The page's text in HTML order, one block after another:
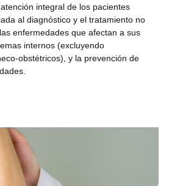
integral de los pacientes
al diagnóstico y el tratamiento no
enfermedades que afectan a sus
internos (excluyendo
obstétricos), y la prevención de